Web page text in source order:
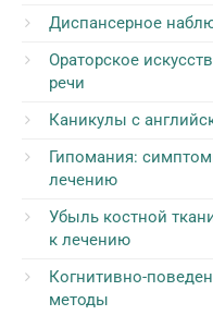
Диспансерное
Ораторское
речи
Каникулы с
Гипомания:
лечению
Убыль костной
к лечению
Когнитивно-
методы